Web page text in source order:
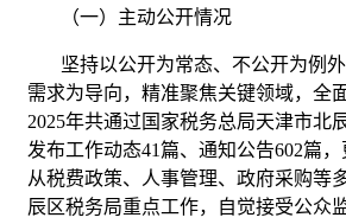
（一）主动公开情况
坚持以公开为常态、不公开为例外
需求为导向，精准聚焦关键领域，全
2025年共通过国家税务总局天津市北
发布工作动态41篇、通知公告602篇，
从税费政策、人事管理、政府采购等
辰区税务局重点工作，自觉接受公众监